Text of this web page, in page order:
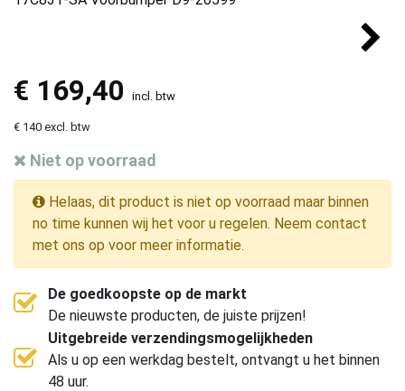
€ 169,40 incl. btw
€ 140 excl. btw
Niet op voorraad
Helaas, dit product is niet op voorraad maar binnen
no time kunnen wij het voor u regelen. Neem contact
met ons op voor meer informatie.
De goedkoopste op de markt
De nieuwste producten, de juiste prijzen!
Uitgebreide verzendingsmogelijkheden
Als u op een werkdag bestelt, ontvangt u het binnen
48 uur.